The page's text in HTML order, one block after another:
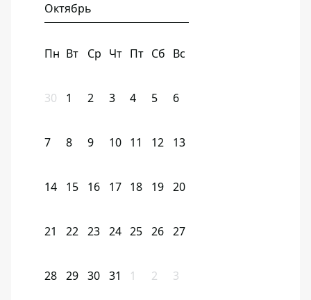
Октябрь
Пн Вт Ср Чт Пт Сб Вс
30 1 2 3 4 5 6
7 8 9 10 11 12 13
14 15 16 17 18 19 20
21 22 23 24 25 26 27
28 29 30 31 1 2 3